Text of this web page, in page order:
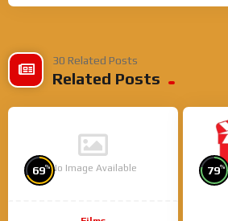
30 Related Posts
Related Posts
No Image Available
69% 79%